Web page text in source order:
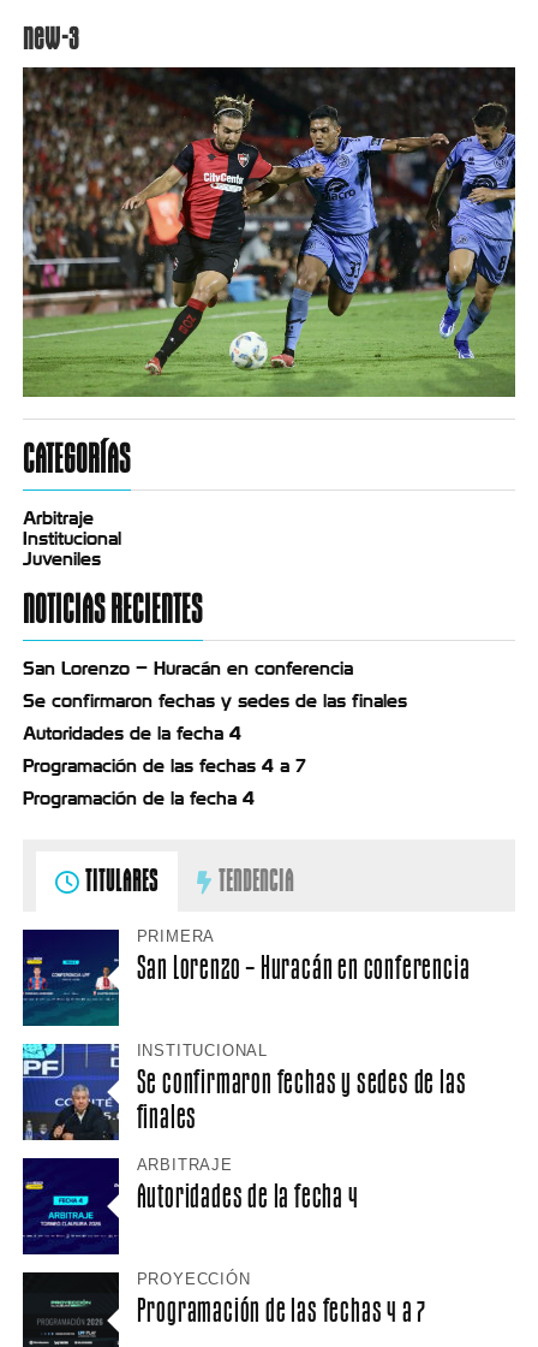
new-3
CATEGORÍAS
Arbitraje
Institucional
Juveniles
NOTICIAS RECIENTES
San Lorenzo – Huracán en conferencia
Se confirmaron fechas y sedes de las finales
Autoridades de la fecha 4
Programación de las fechas 4 a 7
Programación de la fecha 4
TITULARES TENDENCIA
PRIMERA
San Lorenzo – Huracán en conferencia
INSTITUCIONAL
Se confirmaron fechas y sedes de las
finales
ARBITRAJE
Autoridades de la fecha 4
PROYECCIÓN
Programación de las fechas 4 a 7